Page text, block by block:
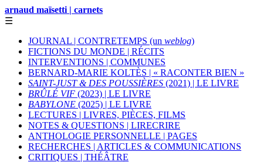
arnaud maïsetti | carnets
☰
JOURNAL | CONTRETEMPS (un weblog)
FICTIONS DU MONDE | RÉCITS
INTERVENTIONS | COMMUNES
BERNARD-MARIE KOLTÈS | « RACONTER BIEN »
SAINT-JUST & DES POUSSIÈRES (2021) | LE LIVRE
BRÛLÉ VIF (2023) | LE LIVRE
BABYLONE (2025) | LE LIVRE
LECTURES | LIVRES, PIÈCES, FILMS
NOTES & QUESTIONS | LIRECRIRE
ANTHOLOGIE PERSONNELLE | PAGES
RECHERCHES | ARTICLES & COMMUNICATIONS
CRITIQUES | THÉÂTRE